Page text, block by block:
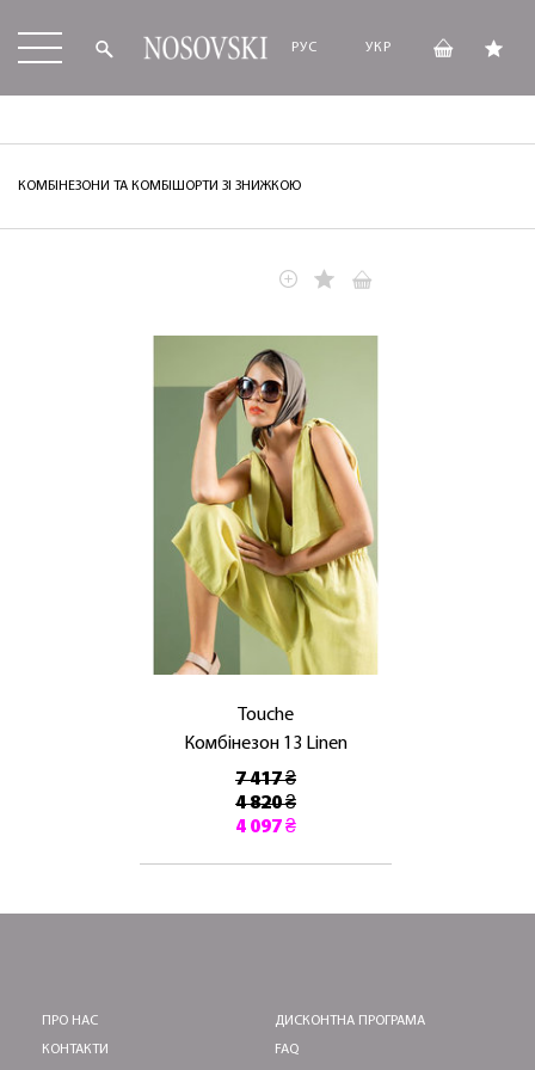
РУС УКР
КОМБІНЕЗОНИ ТА КОМБІШОРТИ ЗІ ЗНИЖКОЮ
Touche
Комбінезон 13 Linen
7 417 ₴
4 820 ₴
4 097 ₴
ПРО НАС
КОНТАКТИ
ДИСКОНТНА ПРОГРАМА
FAQ
ЛАСКАВО ПРОСИМО ДО
NOSOVSKI.COM! ПРИЙМІТЬ ВІД НАС
ПЕРШЕ ПОКУПКУ